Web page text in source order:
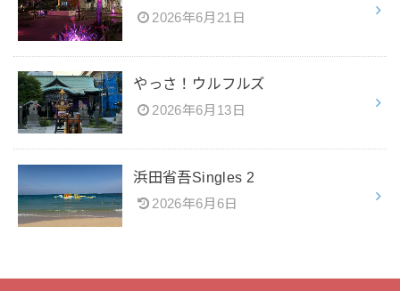
2026年6月21日
やっさ！ウルフルズ
2026年6月13日
浜田省吾Singles 2
2026年6月6日